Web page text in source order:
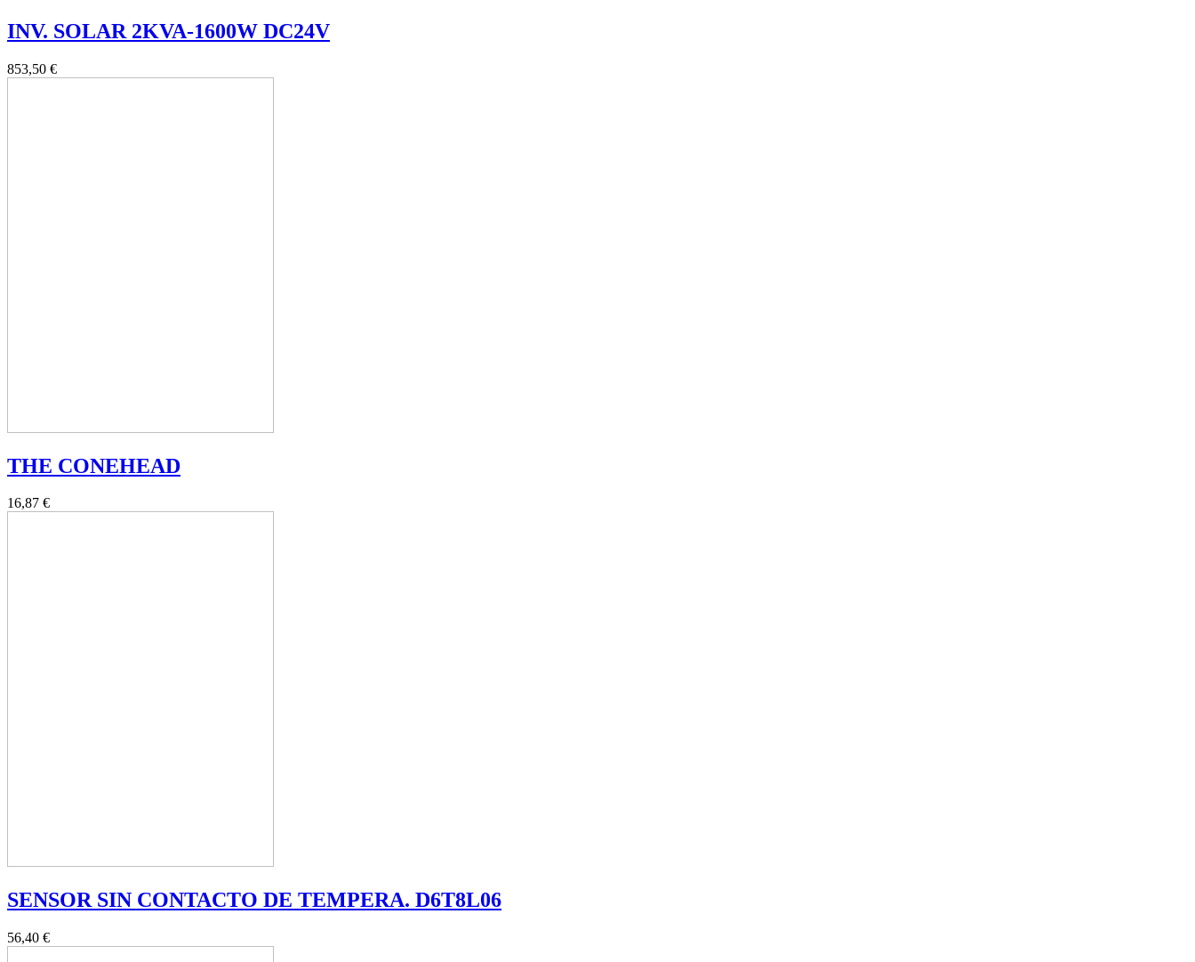
INV. SOLAR 2KVA-1600W DC24V
853,50 €
THE CONEHEAD
16,87 €
SENSOR SIN CONTACTO DE TEMPERA. D6T8L06
56,40 €